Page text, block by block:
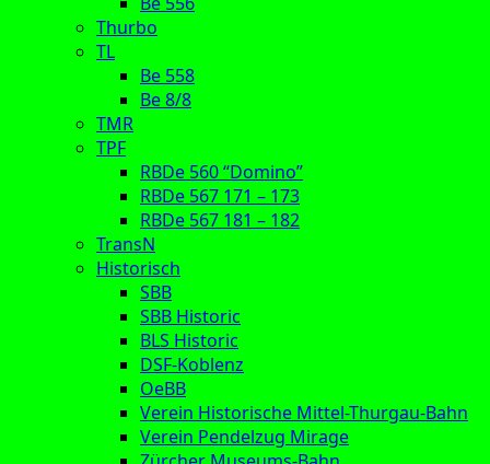
Thurbo
TL
Be 558
Be 8/8
TMR
TPF
RBDe 560 “Domino”
RBDe 567 171 – 173
RBDe 567 181 – 182
TransN
Historisch
SBB
SBB Historic
BLS Historic
DSF-Koblenz
OeBB
Verein Historische Mittel-Thurgau-Bahn
Verein Pendelzug Mirage